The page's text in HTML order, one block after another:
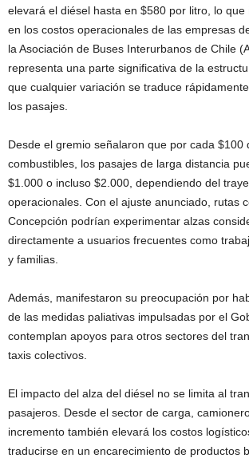
elevará el diésel hasta en $580 por litro, lo
en los costos operacionales de las empresas
la Asociación de Buses Interurbanos de Chile
representa una parte significativa de la
que cualquier variación se traduce
los pasajes.
Desde el gremio señalaron que por cada $100
combustibles, los pasajes de larga distancia
$1.000 o incluso $2.000, dependiendo del
operacionales. Con el ajuste anunciado, rutas
Concepción podrían experimentar alzas
directamente a usuarios frecuentes como
y familias.
Además, manifestaron su preocupación por
de las medidas paliativas impulsadas por el
contemplan apoyos para otros sectores del
taxis colectivos.
El impacto del alza del diésel no se limita al
pasajeros. Desde el sector de carga,
incremento también elevará los costos
traducirse en un encarecimiento de productos